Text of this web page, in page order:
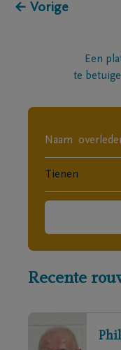
← Vorige
Een
te
Recente